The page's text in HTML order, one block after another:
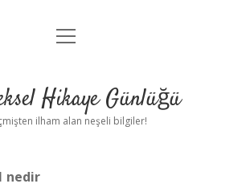
Anasayfa
Yasal Uyarı
menüyü
Hikaye Günlüğü
ilham alan neşeli bilgiler!
nedir